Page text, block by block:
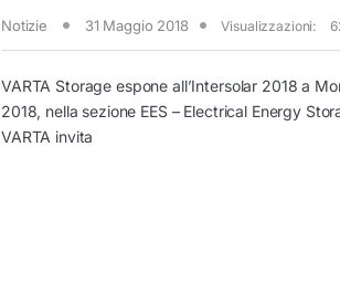
Notizie 31 Maggio 2018 Visualizzazioni:
VARTA Storage espone all’Intersolar 2018 a
2018, nella sezione EES – Electrical Energy
VARTA invita